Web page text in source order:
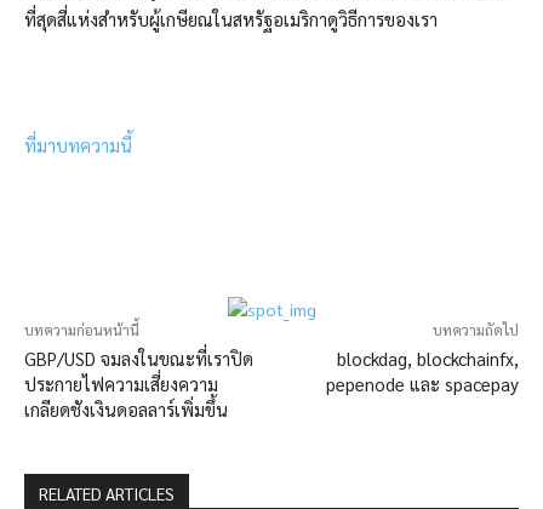
ที่สุดสี่แห่งสำหรับผู้เกษียณในสหรัฐอเมริกาดูวิธีการของเรา
ที่มาบทความนี้
บทความก่อนหน้านี้
GBP/USD จมลงในขณะที่เราปิด
ประกายไฟความเสี่ยงความ
เกลียดชังเงินดอลลาร์เพิ่มขึ้น
บทความถัดไป
blockdag, blockchainfx,
pepenode และ spacepay
RELATED ARTICLES